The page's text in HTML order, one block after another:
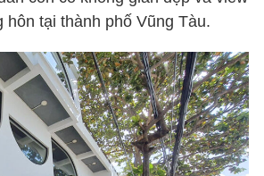
hôn tại thành phố Vũng Tàu.